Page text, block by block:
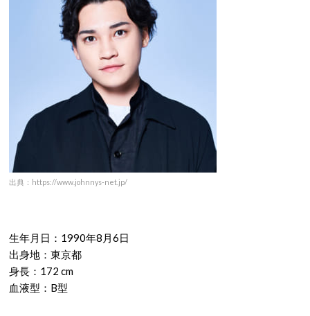
出典：https://www.johnnys-net.jp/
生年月日：1990年8月6日
出身地：東京都
身長：172 cm
血液型：B型